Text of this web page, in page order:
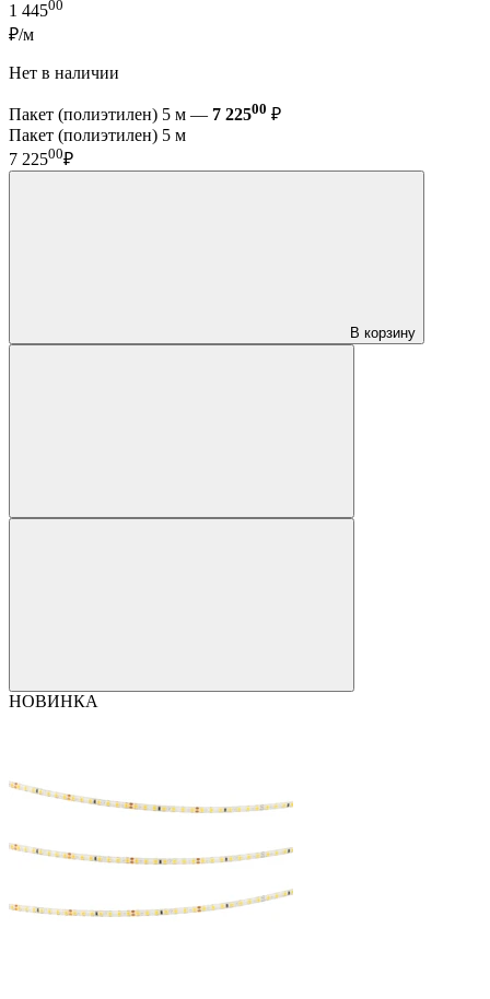
1 44500
₽/м
Нет в наличии
Пакет (полиэтилен) 5 м — 7 22500 ₽
Пакет (полиэтилен) 5 м
7 22500₽
В корзину
НОВИНКА